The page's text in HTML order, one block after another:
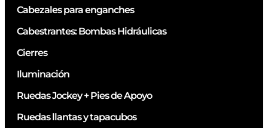
Cabezales para enganches
Cabestrantes: Bombas Hidráulicas
Cierres
Iluminación
Ruedas Jockey + Pies de Apoyo
Ruedas llantas y tapacubos